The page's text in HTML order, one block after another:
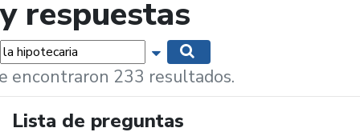
y respuestas
Mostrar opciones de búsqueda
encontraron 233 resultados.
Lista de preguntas